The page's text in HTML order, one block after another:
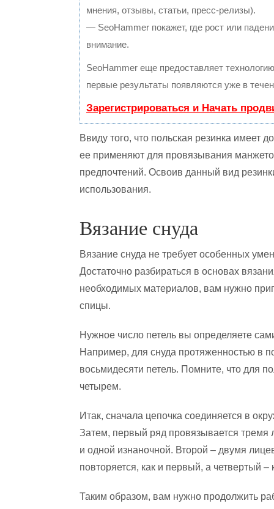
мнения, отзывы, статьи, пресс-релизы).
— SeoHammer покажет, где рост или
внимание.
SeoHammer еще предоставляет
первые результаты появляются уже в
Зарегистрироваться и Начать
Ввиду того, что польская резинка имеет
ее применяют для провязывания
предпочтений. Освоив данный вид
использования.
Вязание снуда
Вязание снуда не требует особенных
Достаточно разбираться в основах
необходимых материалов, вам нужно
спицы.
Нужное число петель вы определяете
Например, для снуда протяженностью в
восьмидесяти петель. Помните, что для
четырем.
Итак, сначала цепочка соединяется в
Затем, первый ряд провязывается тремя
и одной изнаночной. Второй – двумя
повторяется, как и первый, а четвертый –
Таким образом, вам нужно продолжить